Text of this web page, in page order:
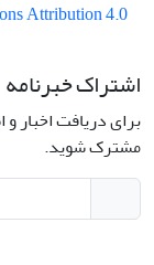
Attribution 4.0
اشتراک خبرنامه
برای دریافت اخبار
مشترک شوید.